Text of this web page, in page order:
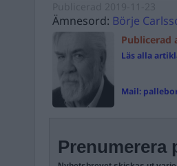
Ämnesord: Börje
Publicerad
Läs alla
Mail:
Prenumerera